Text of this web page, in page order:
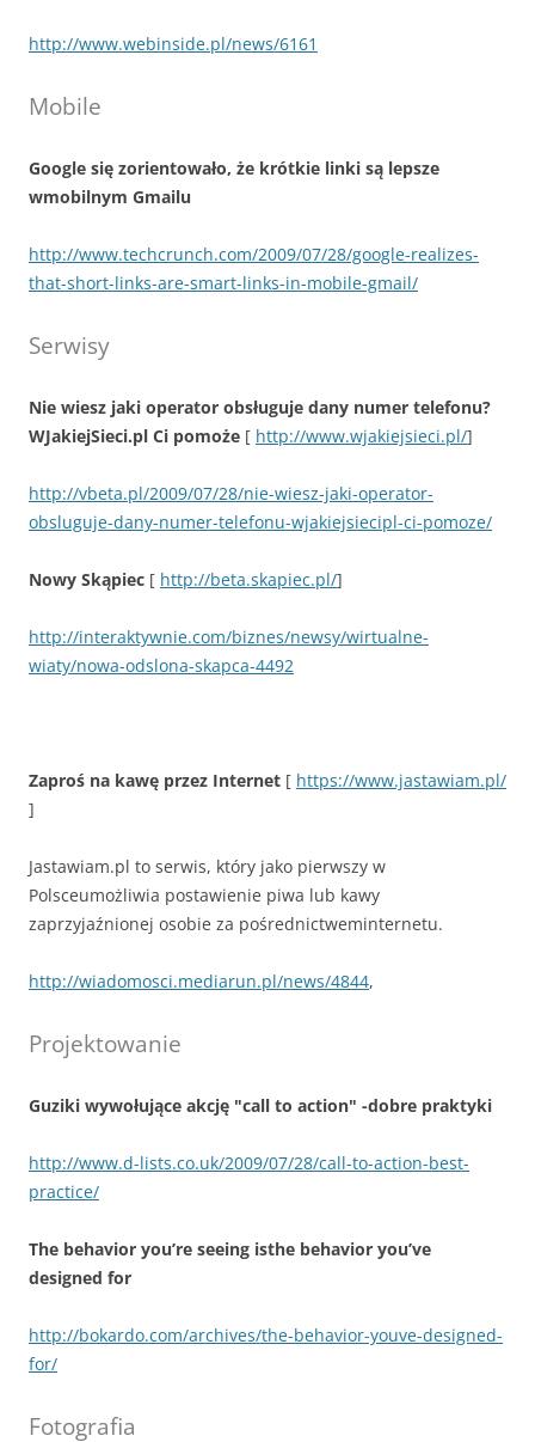
http://www.webinside.pl/news/6161
Mobile
Google się zorientowało, że krótkie linki są lepsze
wmobilnym Gmailu
http://www.techcrunch.com/2009/07/28/google-realizes-
that-short-links-are-smart-links-in-mobile-gmail/
Serwisy
Nie wiesz jaki operator obsługuje dany numer telefonu?
WJakiejSieci.pl Ci pomoże [ http://www.wjakiejsieci.pl/]
http://vbeta.pl/2009/07/28/nie-wiesz-jaki-operator-
obsluguje-dany-numer-telefonu-wjakiejsiecipl-ci-pomoze/
Nowy Skąpiec [ http://beta.skapiec.pl/]
http://interaktywnie.com/biznes/newsy/wirtualne-
wiaty/nowa-odslona-skapca-4492
Zaproś na kawę przez Internet [ https://www.jastawiam.pl/
]
Jastawiam.pl to serwis, który jako pierwszy w
Polsceumożliwia postawienie piwa lub kawy
zaprzyjaźnionej osobie za pośrednictweminternetu.
http://wiadomosci.mediarun.pl/news/4844,
Projektowanie
Guziki wywołujące akcję "call to action" -dobre praktyki
http://www.d-lists.co.uk/2009/07/28/call-to-action-best-
practice/
The behavior you’re seeing isthe behavior you’ve
designed for
http://bokardo.com/archives/the-behavior-youve-designed-
for/
Fotografia